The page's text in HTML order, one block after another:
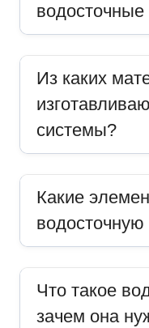
Из каких
системы?
Какие
водосточную
Что такое
зачем она